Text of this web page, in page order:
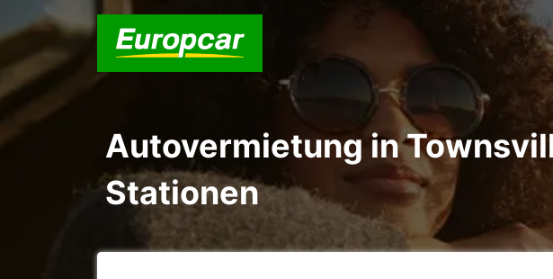
Autovermietung in
Stationen